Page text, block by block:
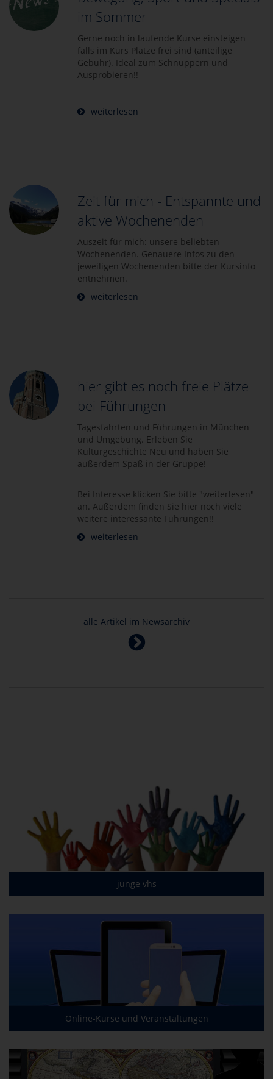
im Sommer
Gerne noch in laufende Kurse einsteigen
falls im Kurs Plätze frei sind (anteilige
Gebühr). Ideal zum Schnuppern und
Ausprobieren!!
weiterlesen
Zeit für mich - Entspannte und
aktive Wochenenden
Auszeit für mich: unsere beliebten
Wochenenden. Genauere Infos zu den
jeweiligen Wochenenden bitte der Kursinfo
entnehmen.
weiterlesen
hier gibt es noch freie Plätze
bei Führungen
Tagesfahrten und Führungen in München
und Umgebung. Erleben Sie
Kulturgeschichte Neu und haben Sie
außerdem Spaß in der Gruppe!
Bei Interesse klicken Sie bitte "weiterlesen"
an. Außerdem finden Sie hier noch viele
weitere interessante Führungen!!
weiterlesen
alle Artikel im Newsarchiv
junge vhs
Online-Kurse und Veranstaltungen